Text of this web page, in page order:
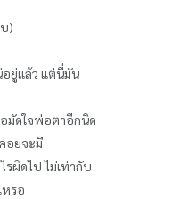
)
ยู่แล้ว แต่นี่มัน
มัดใจพ่อตาอีกนิด
อยจะมี
ผิดไป ไม่เท่ากับ
หรอ